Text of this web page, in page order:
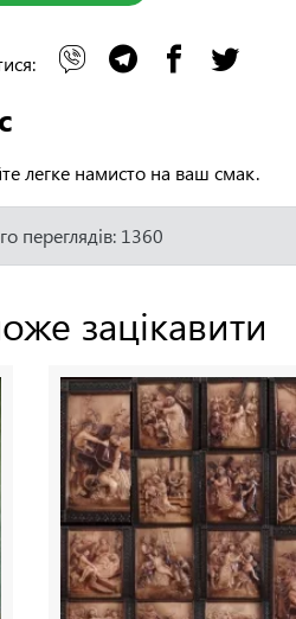
легке намисто на ваш смак.
переглядів: 1360
зацікавити